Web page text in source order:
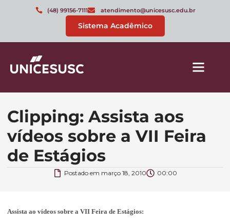
(48) 99156-7111 atendimento@unicesusc.edu.br
Sistema Acadêmico
Clipping: Assista aos
vídeos sobre a VII Feira
de Estágios
Postado em março 18, 2010 00:00
Assista ao vídeos sobre a VII Feira de Estágios: